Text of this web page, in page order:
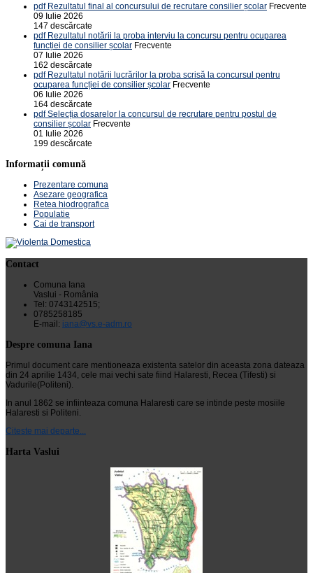
pdf Rezultatul final al concursului de recrutare consilier școlar Frecvente
09 Iulie 2026
147 descărcate
pdf Rezultatul notării la proba interviu la concursu pentru ocuparea
funcției de consilier școlar Frecvente
07 Iulie 2026
162 descărcate
pdf Rezultatul notării lucrărilor la proba scrisă la concursul pentru
ocuparea funcției de consilier școlar Frecvente
06 Iulie 2026
164 descărcate
pdf Selecția dosarelor la concursul de recrutare pentru postul de
consilier școlar Frecvente
01 Iulie 2026
199 descărcate
Informații comună
Prezentare comuna
Asezare geografica
Retea hiodrografica
Populatie
Cai de transport
Contact
Comuna Iana
Vaslui - România
Tel: 0743142515;
0785258185
E-mail: iana@vs.e-adm.ro
Despre comuna Iana
Primul document care mentioneaza existenta satelor din aceasta zona dateaza
din 24 aprilie 1434, cele mai vechi sate fiind Halaresti, Recea (Tifesti) si
Vadurile(Politeni).
In anul 1862 se infiinteaza comuna Halaresti care se intinde peste mosiile
Halaresti si Politeni.
Citeste mai departe...
Harta Vaslui